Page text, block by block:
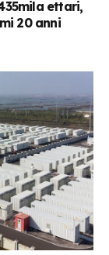
ettari,
20 anni